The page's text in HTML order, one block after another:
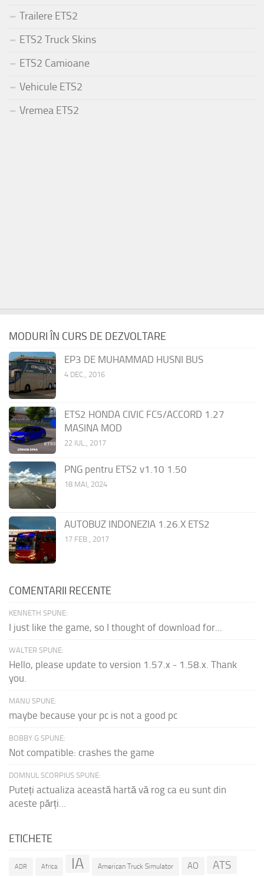
Trailere ETS2
ETS2 Truck Skins
ETS2 Camioane
Vehicule ETS2
Vremea ETS2
MODURI ÎN CURS DE DEZVOLTARE
EP3 DE MUHAMMAD HUSNI BUS
4 DEC., 2016
ETS2 HONDA CIVIC FC5/ACCORD 1.27
MASINA MOD
22 IUL., 2017
PNG pentru ETS2 v1.10 1.50
18 MAI, 2024
AUTOBUZ INDONEZIA 1.26.X ETS2
17 FEB., 2017
COMENTARII RECENTE
KENNETH SPUNE:
I just like the game, so I thought of download for...
WALTER SPUNE:
Hello, please update to version 1.57.x - 1.58.x. Thank
you.
MANU SPUNE:
maybe because your pc is not a good pc
BOBBY G SPUNE:
Not compatible: crashes the game
DOMNUL SCORPIUS SPUNE:
Puteți actualiza această hartă vă rog ca eu sunt din
aceste părți...
ETICHETE
ADR Africa IA American Truck Simulator AO ATS